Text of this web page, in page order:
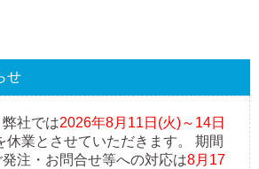
せ
社では2026年8月11日(火)～14日
休業とさせていただきます。 期間
注・お問合せ等への対応は8月17